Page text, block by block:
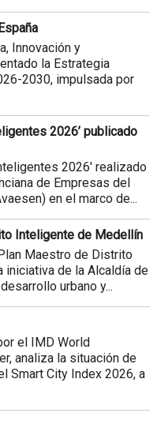
Innovación y
la Estrategia
2030, impulsada por
2026’ publicado
2026' realizado
de Empresas del
en el marco de...
Inteligente de Medellín
Maestro de Distrito
iniciativa de la Alcaldía de
urbano y...
el IMD World
analiza la situación de
Smart City Index 2026, a